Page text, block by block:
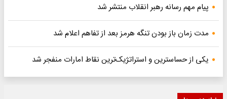
پیام مهم رسانه رهبر انقلاب منتشر شد
مدت زمان باز بودن تنگه هرمز بعد از تفاهم اعلام شد
یکی از حساسترین و استراتژیک‌ترین نقاط امارات منفجر شد